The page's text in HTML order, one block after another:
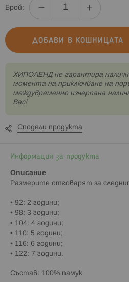
Брой:
ДОБАВИ В КОШНИЦАТА
XИПОЛЕНД не гарантира
момента на приключване на
междувременно изчерпана
Вас!
Сподели продукта
Информация за продукта
Описание
Paзмepитe oтгoвapят зa
• 92: 2 години;
• 98: 3 години;
• 104: 4 години;
• 110: 5 години;
• 116: 6 години;
• 122: 7 години.
Cъcтaв: 100% памук